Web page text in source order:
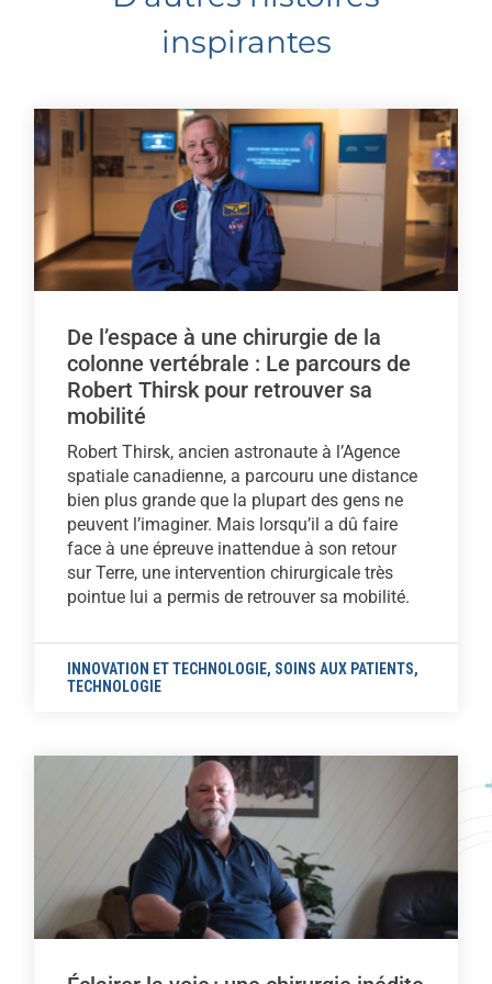
inspirantes
De l’espace à une chirurgie de la
colonne vertébrale : Le parcours de
Robert Thirsk pour retrouver sa
mobilité
Robert Thirsk, ancien astronaute à l’Agence
spatiale canadienne, a parcouru une distance
bien plus grande que la plupart des gens ne
peuvent l’imaginer. Mais lorsqu’il a dû faire
face à une épreuve inattendue à son retour
sur Terre, une intervention chirurgicale très
pointue lui a permis de retrouver sa mobilité.
INNOVATION ET TECHNOLOGIE, SOINS AUX PATIENTS,
TECHNOLOGIE